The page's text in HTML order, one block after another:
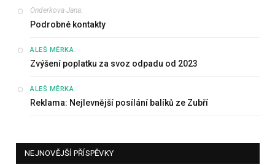
Onderkova Jana:
Podrobné kontakty
ALEŠ MĚRKA:
Zvýšení poplatku za svoz odpadu od 2023
ALEŠ MĚRKA:
Reklama: Nejlevnější posílání balíků ze Zubří
NEJNOVĚJŠÍ PŘÍSPĚVKY